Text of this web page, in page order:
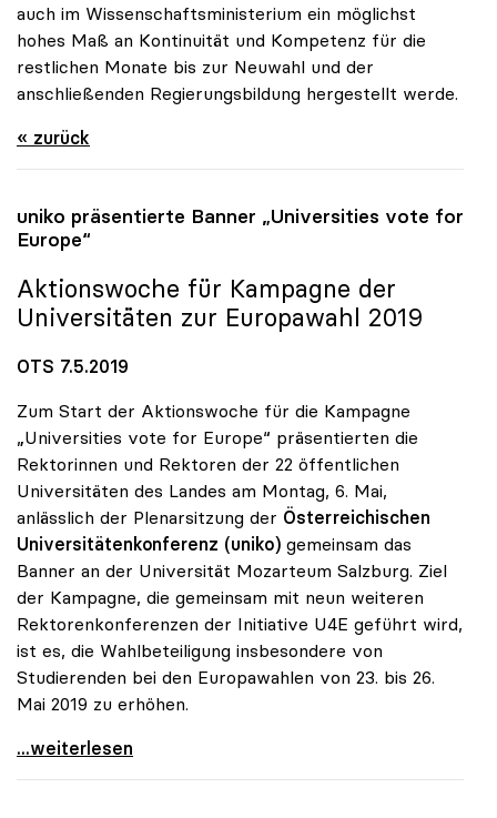
auch im Wissenschaftsministerium ein möglichst
hohes Maß an Kontinuität und Kompetenz für die
restlichen Monate bis zur Neuwahl und der
anschließenden Regierungsbildung hergestellt werde.
« zurück
uniko präsentierte Banner „Universities vote for
Europe“
Aktionswoche für Kampagne der
Universitäten zur Europawahl 2019
OTS 7.5.2019
Zum Start der Aktionswoche für die Kampagne
„Universities vote for Europe“ präsentierten die
Rektorinnen und Rektoren der 22 öffentlichen
Universitäten des Landes am Montag, 6. Mai,
anlässlich der Plenarsitzung der Österreichischen
Universitätenkonferenz (uniko) gemeinsam das
Banner an der Universität Mozarteum Salzburg. Ziel
der Kampagne, die gemeinsam mit neun weiteren
Rektorenkonferenzen der Initiative U4E geführt wird,
ist es, die Wahlbeteiligung insbesondere von
Studierenden bei den Europawahlen von 23. bis 26.
Mai 2019 zu erhöhen.
uniko präsentierte Banner „Universities vote for
...weiterlesen